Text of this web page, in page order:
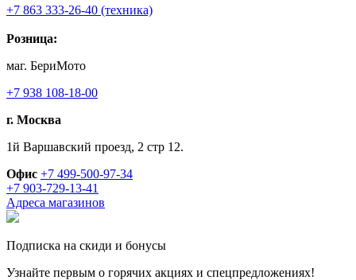
+7 863 333-26-40 (техника)
Розница:
маг. БериМото
+7 938 108-18-00
г. Москва
1й Варшавский проезд, 2 стр 12.
Офис +7 499-500-97-34
+7 903-729-13-41
Адреса магазинов
Подписка на скиди и бонусы
Узнайте первым о горячих акциях и спецпредложениях!